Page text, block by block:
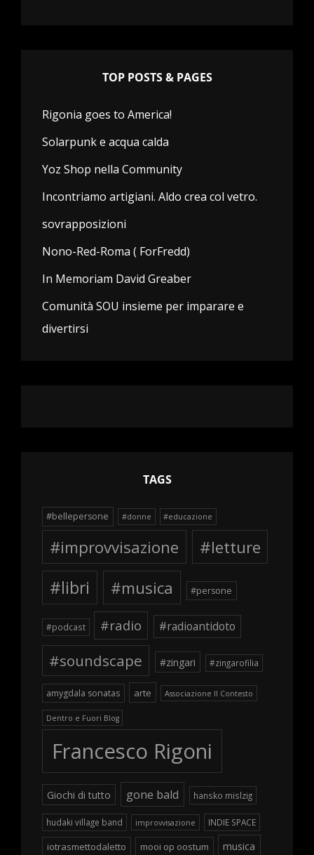
TOP POSTS & PAGES
Rigonia goes to America!
Solarpunk e acqua calda
Yoz Shop nella Community
Incontriamo artigiani. Aldo crea col vetro.
sovrapposizioni
Nono-Red-Roma ( ForFredd)
In Memoriam David Greaber
Comunità SOU insieme per imparare e
divertirsi
TAGS
#bellepersone #donne #educazione
#improvvisazione
#letture
#libri
#musica #persone
#podcast #radio #radioantidoto
#soundscape #zingari #zingarofilia
amygdala sonatas arte Associazione Il Contesto
Dentro e Fuori Blog
Francesco Rigoni
Giochi di tutto gone bald hansko mislzig
hudaki village band improvvisazione INDIE SPACE
iotrasmettodaletto mooi op oostum musica